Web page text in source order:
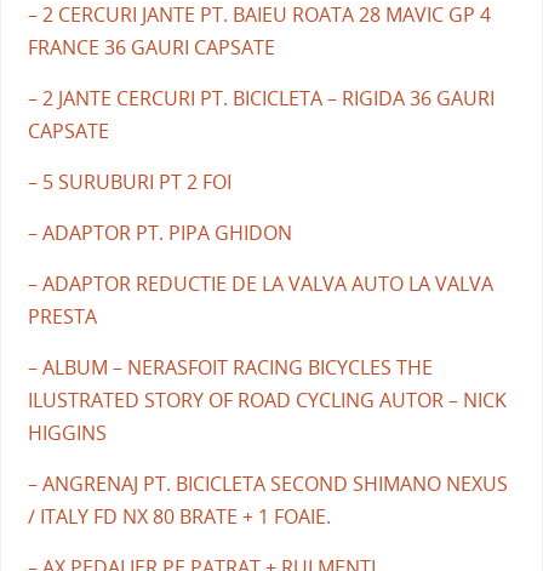
– 2 CERCURI JANTE PT. BAIEU ROATA 28 MAVIC GP 4
FRANCE 36 GAURI CAPSATE
– 2 JANTE CERCURI PT. BICICLETA – RIGIDA 36 GAURI
CAPSATE
– 5 SURUBURI PT 2 FOI
– ADAPTOR PT. PIPA GHIDON
– ADAPTOR REDUCTIE DE LA VALVA AUTO LA VALVA
PRESTA
– ALBUM – NERASFOIT RACING BICYCLES THE
ILUSTRATED STORY OF ROAD CYCLING AUTOR – NICK
HIGGINS
– ANGRENAJ PT. BICICLETA SECOND SHIMANO NEXUS
/ ITALY FD NX 80 BRATE + 1 FOAIE.